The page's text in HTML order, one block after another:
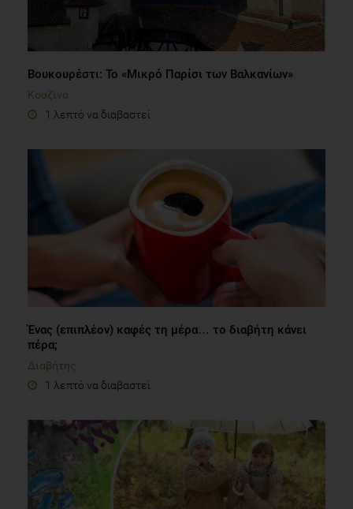
Βουκουρέστι: Το «Μικρό Παρίσι των Βαλκανίων»
Κουζίνα
1 λεπτό να διαβαστεί
Ένας (επιπλέον) καφές τη μέρα… το διαβήτη κάνει
πέρα;
Διαβήτης
1 λεπτό να διαβαστεί